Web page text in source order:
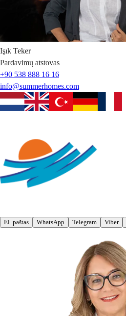
Işık Teker
Pardavimų atstovas
+90 538 888 16 16
info@summerhomes.com
El. paštas WhatsApp Telegram Viber